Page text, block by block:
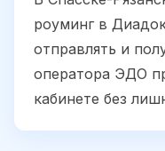
роуминг в
отправлять и
оператора ЭДО
кабинете без